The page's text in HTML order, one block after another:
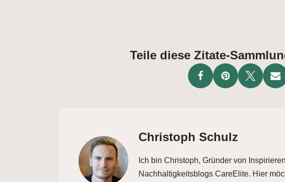
Teile diese Zitate-
Christoph Schulz
Ich bin Christoph, Gründer von
Nachhaltigkeitsblogs CareElite. Hier